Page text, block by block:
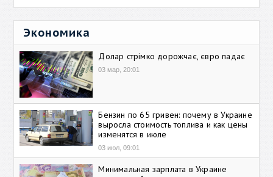
Экономика
Долар стрімко дорожчає, євро падає
03 мар, 20:01
Бензин по 65 гривен: почему в Украине
выросла стоимость топлива и как цены
изменятся в июле
03 июл, 09:01
Минимальная зарплата в Украине